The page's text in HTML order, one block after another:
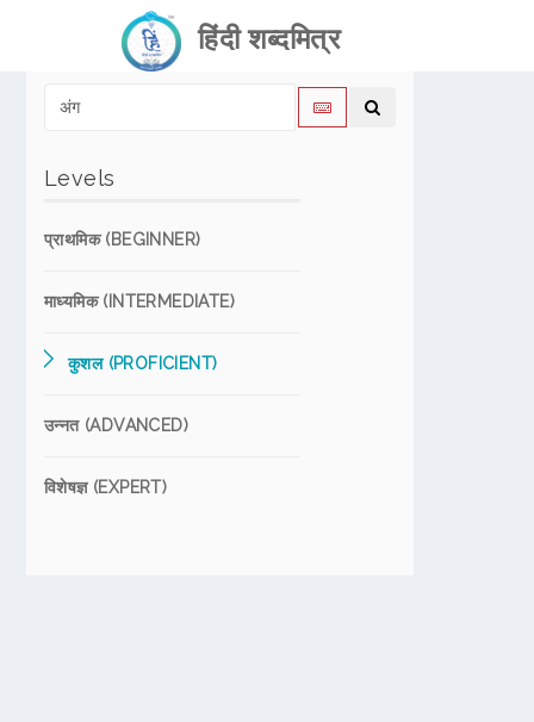
हिंदी शब्दमित्र
Levels
प्राथमिक (BEGINNER)
माध्यमिक (INTERMEDIATE)
कुशल (PROFICIENT)
उन्नत (ADVANCED)
विशेषज्ञ (EXPERT)